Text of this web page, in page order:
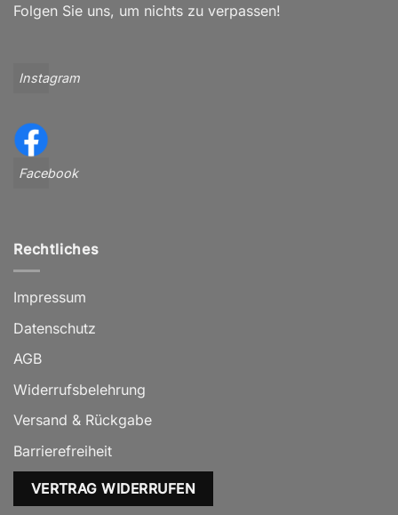
Folgen Sie uns, um nichts zu verpassen!
Instagram
Facebook
Rechtliches
Impressum
Datenschutz
AGB
Widerrufsbelehrung
Versand & Rückgabe
Barrierefreiheit
VERTRAG WIDERRUFEN